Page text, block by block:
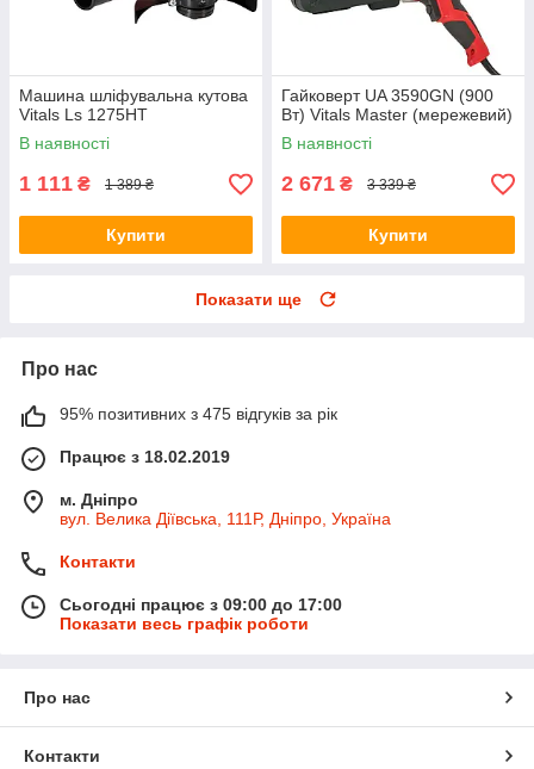
Машина шліфувальна кутова
Vitals Ls 1275HT
В наявності
1 111 ₴ 1 389 ₴
Купити
Гайковерт UA 3590GN (900
Вт) Vitals Master (мережевий)
В наявності
2 671 ₴ 3 339 ₴
Купити
Показати ще
Про нас
95% позитивних з 475 відгуків за рік
Працює з 18.02.2019
м. Дніпро
вул. Велика Діївська, 111Р, Дніпро, Україна
Контакти
Сьогодні працює з 09:00 до 17:00
Показати весь графік роботи
Про нас
Контакти